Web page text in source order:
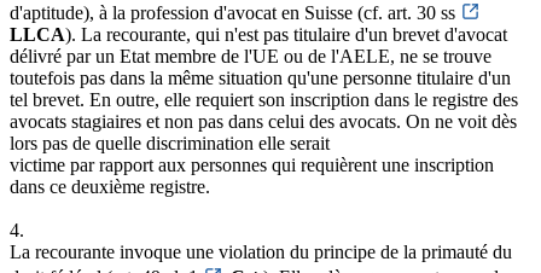
d'aptitude), à la profession d'avocat en Suisse (cf. art. 30 ss
LLCA). La recourante, qui n'est pas titulaire d'un brevet d'avocat
délivré par un Etat membre de l'UE ou de l'AELE, ne se trouve
toutefois pas dans la même situation qu'une personne titulaire d'un
tel brevet. En outre, elle requiert son inscription dans le registre des
avocats stagiaires et non pas dans celui des avocats. On ne voit dès
lors pas de quelle discrimination elle serait
victime par rapport aux personnes qui requièrent une inscription
dans ce deuxième registre.
4.
La recourante invoque une violation du principe de la primauté du